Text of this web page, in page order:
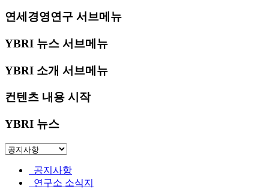
연세경영연구 서브메뉴
YBRI 뉴스 서브메뉴
YBRI 소개 서브메뉴
컨텐츠 내용 시작
YBRI 뉴스
공지사항
연구소 소식지